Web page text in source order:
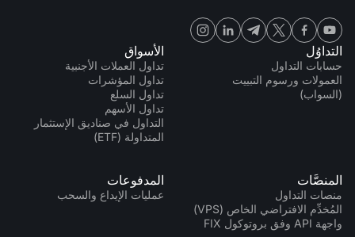
التداوُل
حسابات التداول
العمولات ورسوم التبييت
(السواب)
الأسواق
تداول العملات الأجنبية
تداول المؤشرات
تداول السلع
تداول الأسهم
التداول في صناديق الإستثمار
المتداولة (ETF)
المنصَّات
منصات التداول
المُخدِّم الافتراضي الخاص (VPS)
واجهة API وفق بروتوكول FIX
المدفوعات
عمليات الإيداع والسحب